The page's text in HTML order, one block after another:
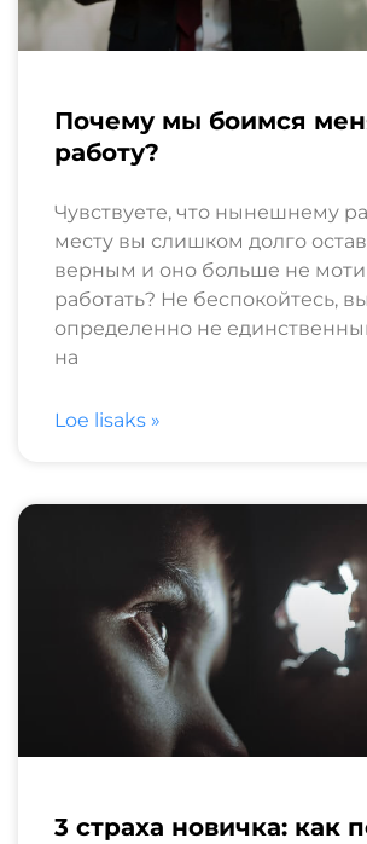
Почему мы боимся
работу?
Чувствуете, что нынешнему
месту вы слишком долго
верным и оно больше не
работать? Не беспокойтесь, вы
определенно не
на
Loe lisaks »
3 страха новичка: как